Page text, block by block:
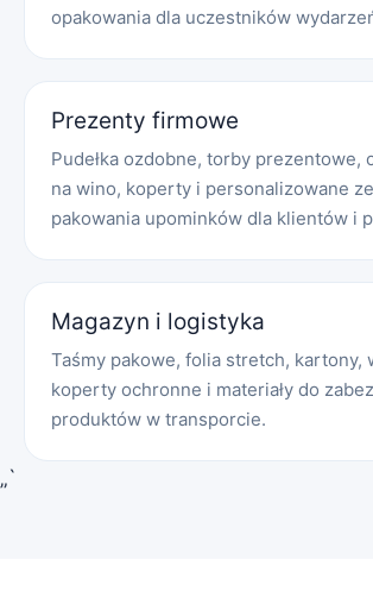
opakowania dla uczestników
Prezenty firmowe
Pudełka ozdobne, torby prezentowe,
na wino, koperty i personalizowane
pakowania upominków dla klientów i
Magazyn i logistyka
Taśmy pakowe, folia stretch, kartony,
koperty ochronne i materiały do
produktów w transporcie.
„`